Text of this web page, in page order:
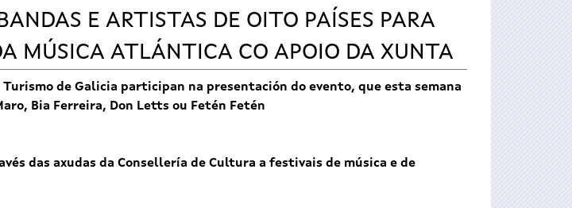
E ARTISTAS DE OITO PAÍSES PARA
MÚSICA ATLÁNTICA CO APOIO DA XUNTA
de Galicia participan na presentación do evento, que esta semana
Bia Ferreira, Don Letts ou Fetén Fetén
das axudas da Consellería de Cultura a festivais de música e de